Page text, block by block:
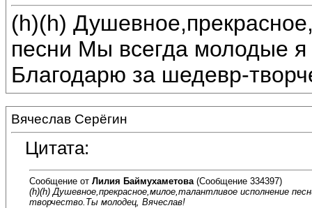
(h)(h)
песни Мы всегда молодые
Благодарю за шедевр-
Вячеслав Серёгин
Цитата:
Сообщение от Лилия Баймухаметова (Сообщение 334397)
(h)(h) Душевное,прекрасное,милое,талантливое исполнение
творчество.Ты молодец, Вячеслав!